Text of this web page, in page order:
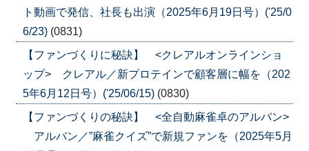
ト動画で発信、社長も出演（2025年6月19日号）('25/0
6/23) (0831)
【ファンづくりに秘訣】 <クレアルオンラインショ
ップ> クレアル／新プロテインで顧客層に幅を（202
5年6月12日号）('25/06/15) (0830)
【ファンづくりの秘訣】 <全自動麻雀卓のアルバン>
アルバン／”麻雀クイズ”で新規ファンを（2025年5月